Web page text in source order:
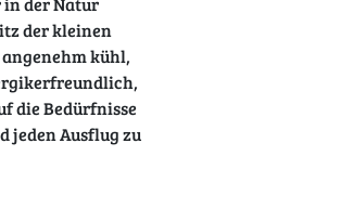
der kleinen
kühl,
die Bedürfnisse
jeden Ausflug zu